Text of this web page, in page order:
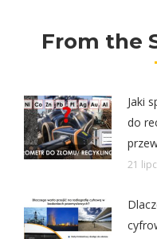
From the
Jaki
do
21